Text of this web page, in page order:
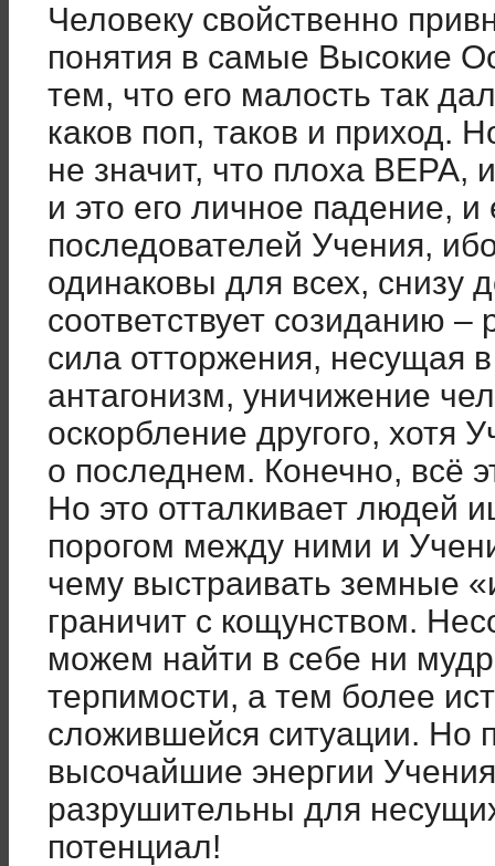
Человеку свойственно
понятия в самые Высокие
тем, что его малость так
каков поп, таков и приход.
не значит, что плоха ВЕРА,
и это его личное падение, и
последователей Учения,
одинаковы для всех, снизу
соответствует созиданию –
сила отторжения, несущая
антагонизм, уничижение
оскорбление другого, хотя
о последнем. Конечно, всё
Но это отталкивает людей
порогом между ними и
чему выстраивать земные
граничит с кощунством.
можем найти в себе ни
терпимости, а тем более
сложившейся ситуации. Но
высочайшие энергии
разрушительны для
потенциал!